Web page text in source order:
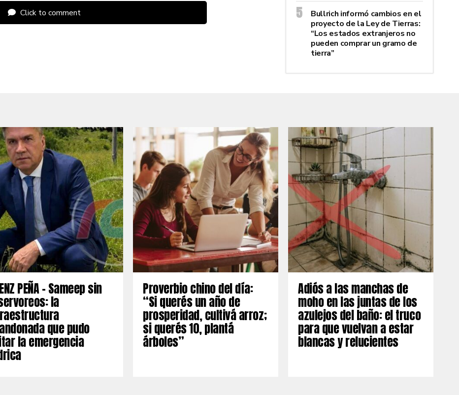
Click to comment
Bullrich informó cambios en el
proyecto de la Ley de Tierras:
“Los estados extranjeros no
pueden comprar un gramo de
tierra”
PEÑA – Sameep sin
la
que pudo
la emergencia
Proverbio chino del día:
“Si querés un año de
prosperidad, cultivá arroz;
si querés 10, plantá
árboles”
Adiós a las manchas de
moho en las juntas de los
azulejos del baño: el truco
para que vuelvan a estar
blancas y relucientes